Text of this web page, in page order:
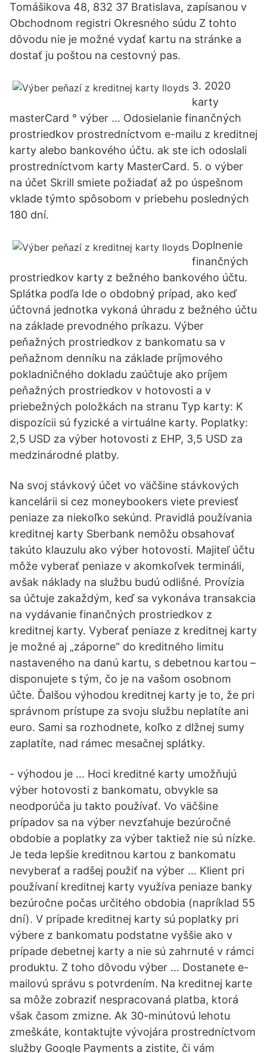
Tomášikova 48, 832 37 Bratislava, zapísanou v
Obchodnom registri Okresného súdu Z tohto
dôvodu nie je možné vydať kartu na stránke a
dostať ju poštou na cestovný pas.
3. 2020
karty
masterCard ° výber … Odosielanie finančných
prostriedkov prostredníctvom e-mailu z kreditnej
karty alebo bankového účtu. ak ste ich odoslali
prostredníctvom karty MasterCard. 5. o výber
na účet Skrill smiete požiadať až po úspešnom
vklade týmto spôsobom v priebehu posledných
180 dní.
Doplnenie
finančných
prostriedkov karty z bežného bankového účtu.
Splátka podľa Ide o obdobný prípad, ako keď
účtovná jednotka vykoná úhradu z bežného účtu
na základe prevodného príkazu. Výber
peňažných prostriedkov z bankomatu sa v
peňažnom denníku na základe príjmového
pokladničného dokladu zaúčtuje ako príjem
peňažných prostriedkov v hotovosti a v
priebežných položkách na stranu Typ karty: K
dispozícii sú fyzické a virtuálne karty. Poplatky:
2,5 USD za výber hotovosti z EHP, 3,5 USD za
medzinárodné platby.
Na svoj stávkový účet vo väčšine stávkových
kancelárii si cez moneybookers viete previesť
peniaze za niekoľko sekúnd. Pravidlá používania
kreditnej karty Sberbank nemôžu obsahovať
takúto klauzulu ako výber hotovosti. Majiteľ účtu
môže vyberať peniaze v akomkoľvek termináli,
avšak náklady na službu budú odlišné. Provízia
sa účtuje zakaždým, keď sa vykonáva transakcia
na vydávanie finančných prostriedkov z
kreditnej karty. Vyberať peniaze z kreditnej karty
je možné aj „záporne“ do kreditného limitu
nastaveného na danú kartu, s debetnou kartou –
disponujete s tým, čo je na vašom osobnom
účte. Ďalšou výhodou kreditnej karty je to, že pri
správnom prístupe za svoju službu neplatíte ani
euro. Sami sa rozhodnete, koľko z dlžnej sumy
zaplatíte, nad rámec mesačnej splátky.
- výhodou je … Hoci kreditné karty umožňujú
výber hotovosti z bankomatu, obvykle sa
neodporúča ju takto používať. Vo väčšine
prípadov sa na výber nevzťahuje bezúročné
obdobie a poplatky za výber taktiež nie sú nízke.
Je teda lepšie kreditnou kartou z bankomatu
nevyberať a radšej použiť na výber … Klient pri
používaní kreditnej karty využíva peniaze banky
bezúročne počas určitého obdobia (napríklad 55
dní). V prípade kreditnej karty sú poplatky pri
výbere z bankomatu podstatne vyššie ako v
prípade debetnej karty a nie sú zahrnuté v rámci
produktu. Z toho dôvodu výber … Dostanete e-
mailovú správu s potvrdením. Na kreditnej karte
sa môže zobraziť nespracovaná platba, ktorá
však časom zmizne. Ak 30-minútovú lehotu
zmeškáte, kontaktujte vývojára prostredníctvom
služby Google Payments a zistite, či vám